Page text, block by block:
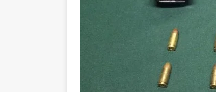
[ 06/08/2026 ]
noviembre
[ 07/08/2026 ]
Municipalidad y